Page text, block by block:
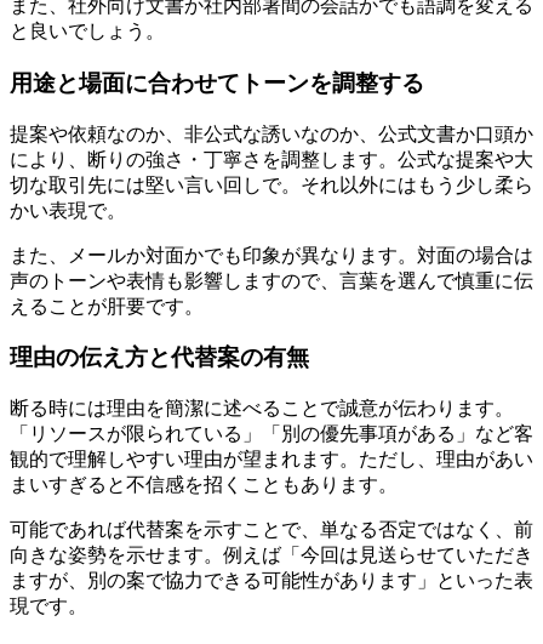
また、社外向け文書か社内部署間の会話かでも語調を変える
と良いでしょう。
用途と場面に合わせてトーンを調整する
提案や依頼なのか、非公式な誘いなのか、公式文書か口頭か
により、断りの強さ・丁寧さを調整します。公式な提案や大
切な取引先には堅い言い回しで。それ以外にはもう少し柔ら
かい表現で。
また、メールか対面かでも印象が異なります。対面の場合は
声のトーンや表情も影響しますので、言葉を選んで慎重に伝
えることが肝要です。
理由の伝え方と代替案の有無
断る時には理由を簡潔に述べることで誠意が伝わります。
「リソースが限られている」「別の優先事項がある」など客
観的で理解しやすい理由が望まれます。ただし、理由があい
まいすぎると不信感を招くこともあります。
可能であれば代替案を示すことで、単なる否定ではなく、前
向きな姿勢を示せます。例えば「今回は見送らせていただき
ますが、別の案で協力できる可能性があります」といった表
現です。